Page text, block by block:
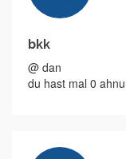
bkk
@ dan
du hast mal 0